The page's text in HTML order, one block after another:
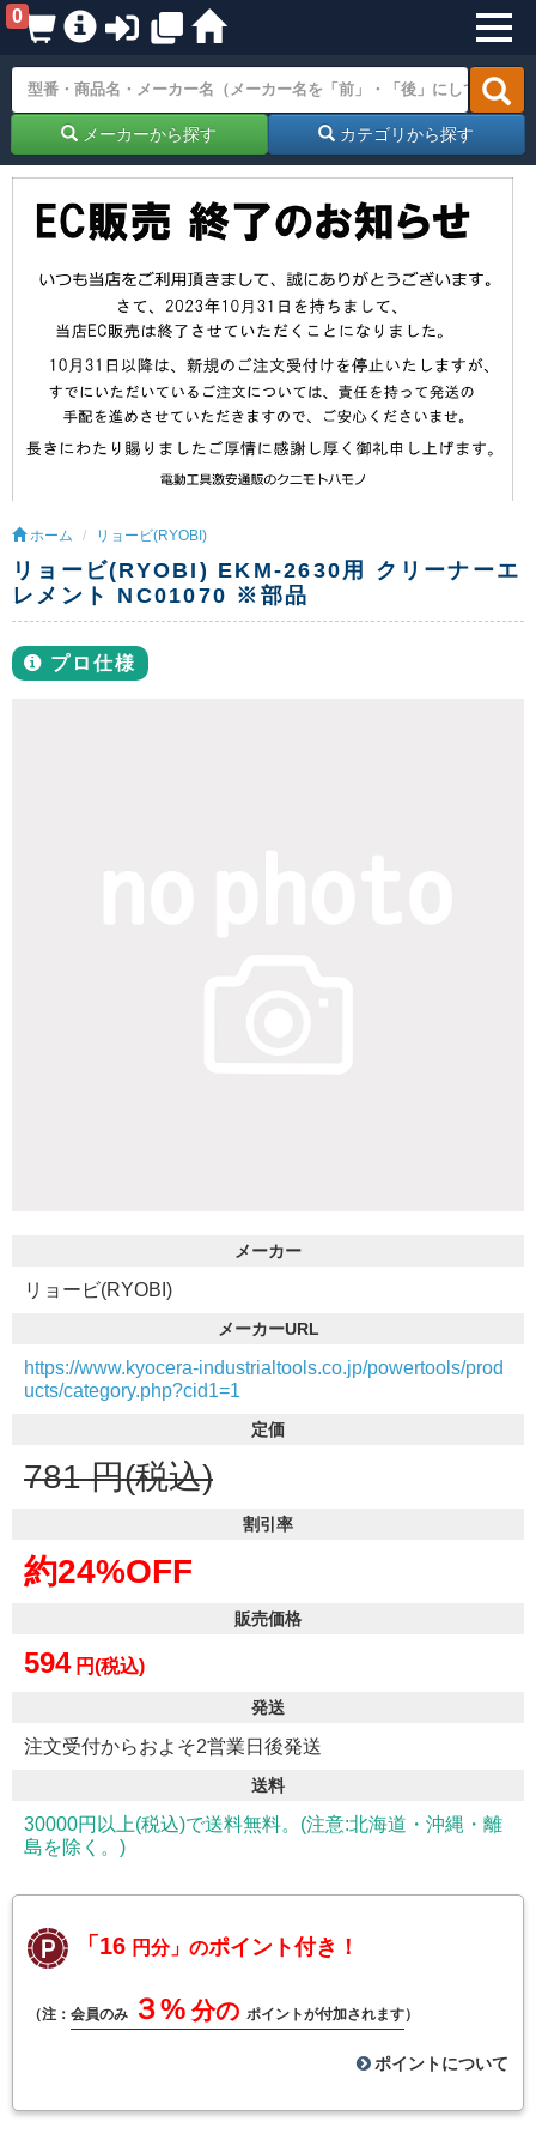
0
メーカーから探す カテゴリから探す
ホーム リョービ(RYOBI)
リョービ(RYOBI) EKM-2630用 クリーナーエ
レメント NC01070 ※部品
プロ仕様
メーカー
リョービ(RYOBI)
メーカーURL
https://www.kyocera-industrialtools.co.jp/powertools/prod
ucts/category.php?cid1=1
定価
781 円(税込)
割引率
約24%OFF
販売価格
594 円(税込)
発送
注文受付からおよそ2営業日後発送
送料
30000円以上(税込)で送料無料。(注意:北海道・沖縄・離
島を除く。)
「16 円分」のポイント付き！
（注： 会員のみ ３% 分の ポイントが付加されます）
ポイントについて